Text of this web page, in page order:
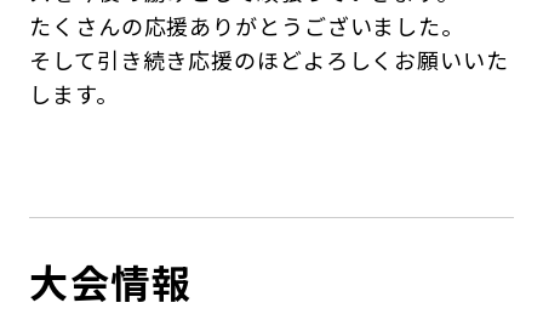
たくさんの応援ありがとうございました。
そして引き続き応援のほどよろしくお願いいた
します。
大会情報